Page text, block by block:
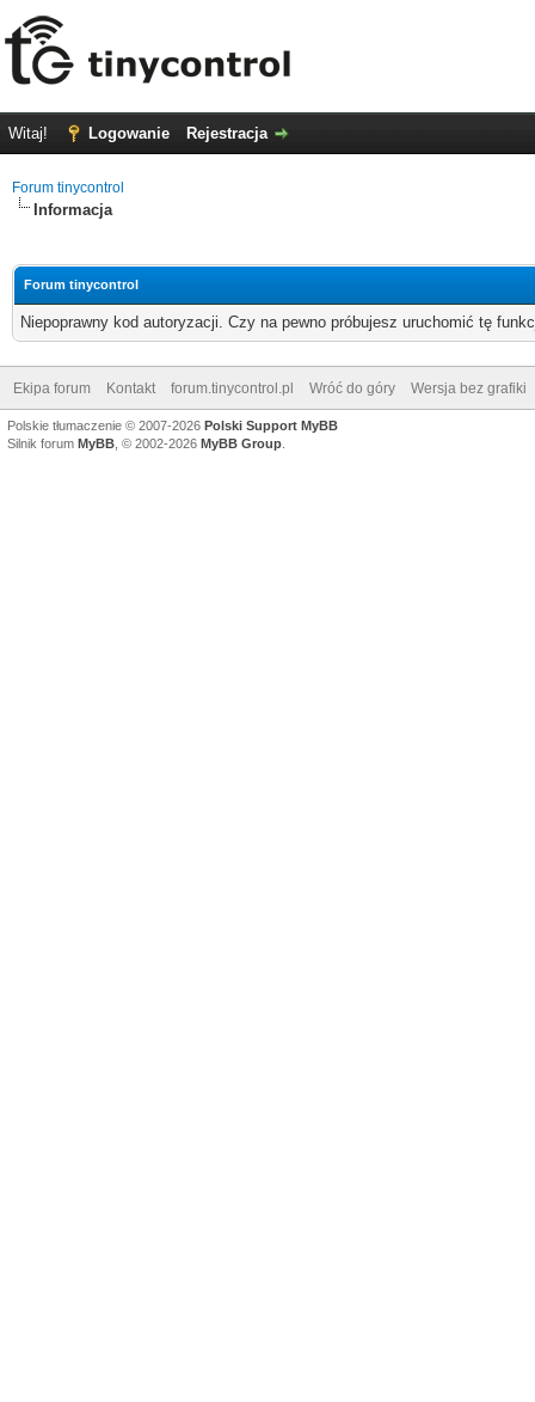
Witaj! Logowanie Rejestracja
Forum tinycontrol
Informacja
Forum tinycontrol
Niepoprawny kod autoryzacji. Czy na pewno próbujesz uruchomić tę
Ekipa forum Kontakt forum.tinycontrol.pl Wróć do góry Wersja bez grafiki
Polskie tłumaczenie © 2007-2026 Polski Support MyBB
Silnik forum MyBB , © 2002-2026 MyBB Group